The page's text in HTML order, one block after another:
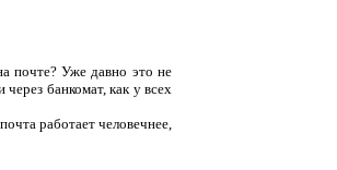
почте? Уже давно это не
банкомат, как у всех
работает человечнее,